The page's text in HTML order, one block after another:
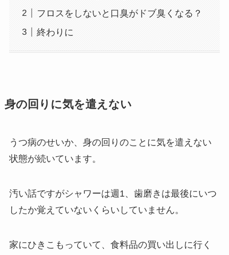
フロスをしないと口臭がドブ臭くなる？
終わりに
身の回りに気を遣えない
うつ病のせいか、身の回りのことに気を遣えない
状態が続いています。
汚い話ですがシャワーは週1、歯磨きは最後にいつ
したか覚えていないくらいしていません。
家にひきこもっていて、食料品の買い出しに行く